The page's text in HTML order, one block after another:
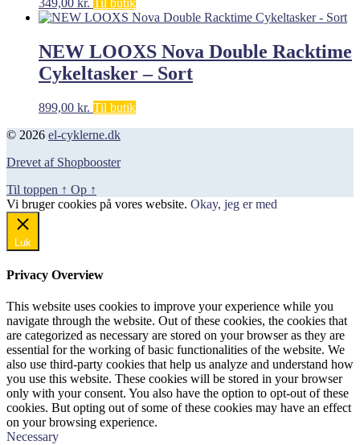
NEW LOOXS Nova Double Racktime
Cykeltasker – Sort
899,00 kr. Til butik
© 2026 el-cyklerne.dk
Drevet af Shopbooster
Til toppen ↑ Op ↑
Vi bruger cookies på vores website. Okay, jeg er med
Luk
Privacy Overview
This website uses cookies to improve your experience while you
navigate through the website. Out of these cookies, the cookies that
are categorized as necessary are stored on your browser as they are
essential for the working of basic functionalities of the website. We
also use third-party cookies that help us analyze and understand how
you use this website. These cookies will be stored in your browser
only with your consent. You also have the option to opt-out of these
cookies. But opting out of some of these cookies may have an effect
on your browsing experience.
Necessary